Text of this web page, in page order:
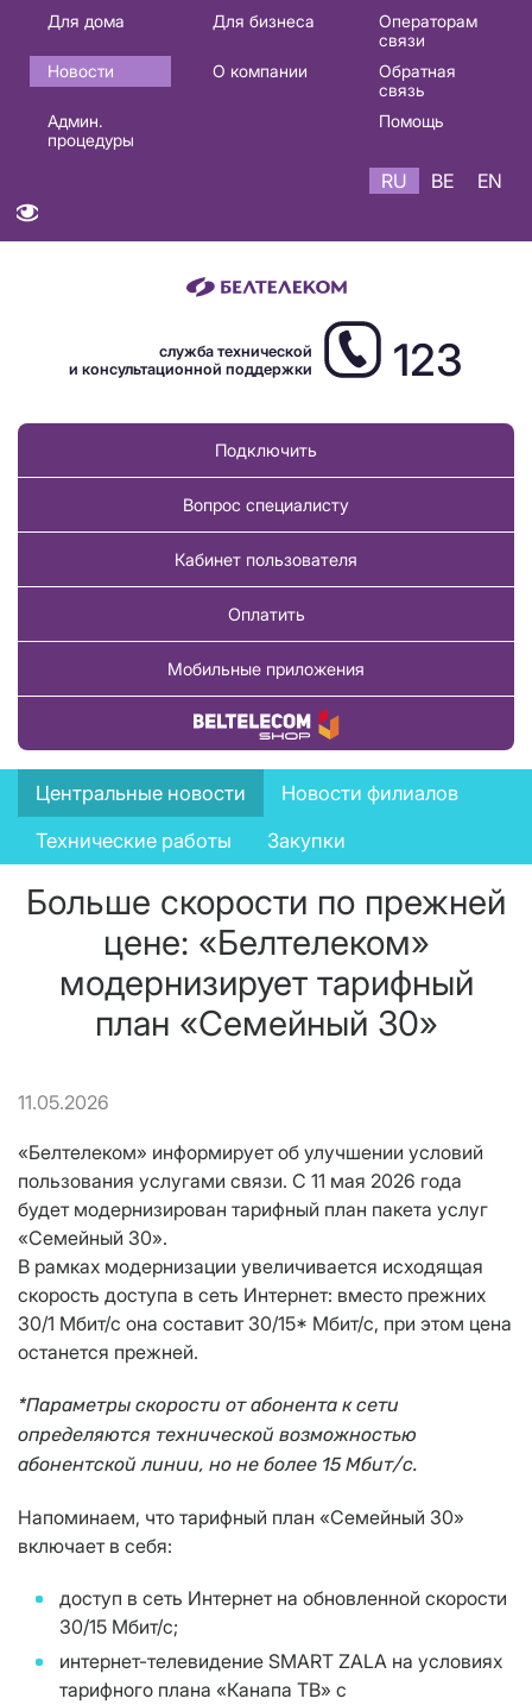
Основная
навигация
RU
Для дома Для бизнеса
Операторам
связи
Новости
О компании
Обратная
связь
Админ.
процедуры
Помощь
RU BE EN
служба технической
и консультационной поддержки
123
Подключить
Вопрос специалисту
Кабинет пользователя
Оплатить
Мобильные приложения
Купить товар
News
menu
Центральные новости
Новости филиалов
Технические работы
Закупки
Больше скорости по прежней
цене: «Белтелеком»
модернизирует тарифный
план «Семейный 30»
11.05.2026
«Белтелеком» информирует об улучшении условий
пользования услугами связи. С 11 мая 2026 года
будет модернизирован тарифный план пакета услуг
«Семейный 30».
В рамках модернизации увеличивается исходящая
скорость доступа в сеть Интернет: вместо прежних
30/1 Мбит/с она составит 30/15* Мбит/с, при этом цена
останется прежней.
*Параметры скорости от абонента к сети
определяются технической возможностью
абонентской линии, но не более 15 Мбит/с.
Напоминаем, что тарифный план «Семейный 30»
включает в себя:
доступ в сеть Интернет на обновленной скорости
30/15 Мбит/с;
интернет-телевидение SMART ZALA на условиях
тарифного плана «Канапа ТВ» с